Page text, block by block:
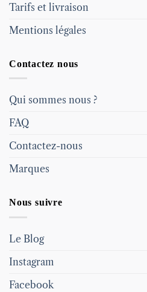
Tarifs et livraison
Mentions légales
Contactez nous
Qui sommes nous ?
FAQ
Contactez-nous
Marques
Nous suivre
Le Blog
Instagram
Facebook